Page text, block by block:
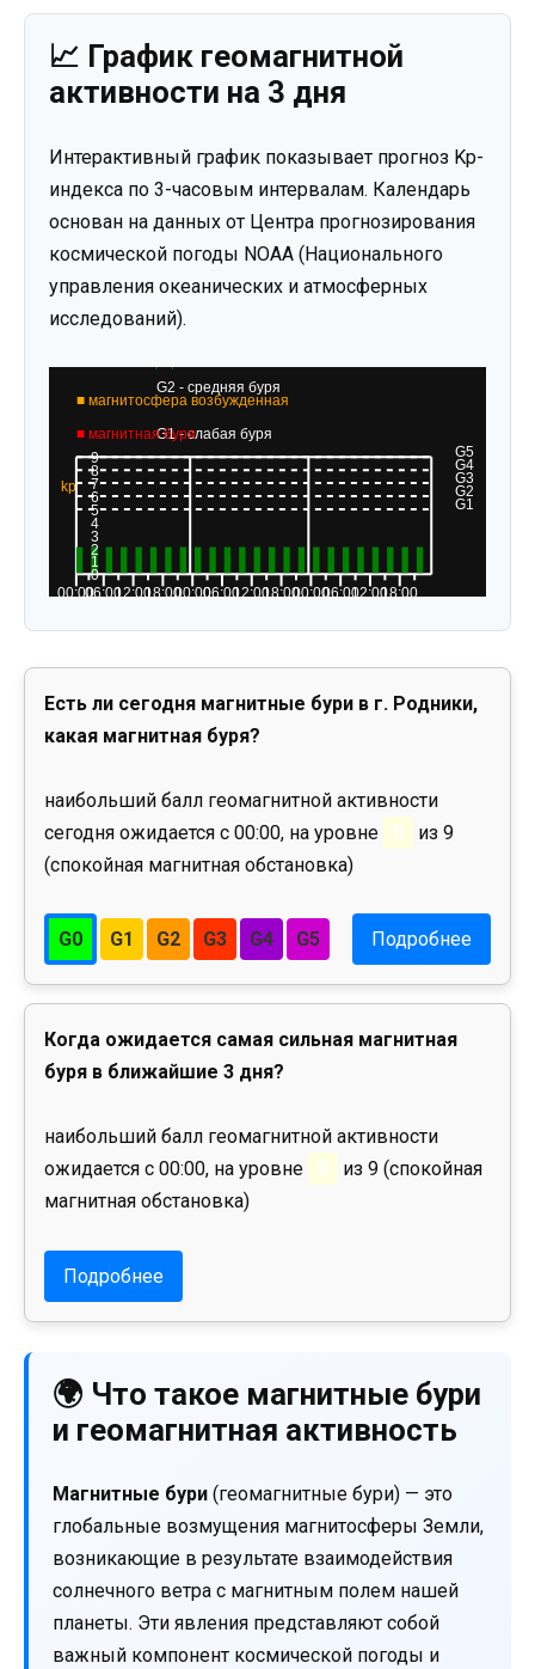
📈 График геомагнитной
активности на 3 дня
Интерактивный график показывает прогноз Kp-
индекса по 3-часовым интервалам. Календарь
основан на данных от Центра прогнозирования
космической погоды NOAA (Национального
управления океанических и атмосферных
исследований).
Есть ли сегодня магнитные бури в г. Родники,
какая магнитная буря?
наибольший балл геомагнитной активности
сегодня ожидается с 00:00, на уровне
0
из 9
(спокойная магнитная обстановка)
G0 G1 G2 G3 G4 G5 Подробнее
Когда ожидается самая сильная магнитная
буря в ближайшие 3 дня?
наибольший балл геомагнитной активности
ожидается с 00:00, на уровне
0
из 9 (спокойная
магнитная обстановка)
Подробнее
🌍 Что такое магнитные бури
и геомагнитная активность
Магнитные бури (геомагнитные бури) — это
глобальные возмущения магнитосферы Земли,
возникающие в результате взаимодействия
солнечного ветра с магнитным полем нашей
планеты. Эти явления представляют собой
важный компонент космической погоды и